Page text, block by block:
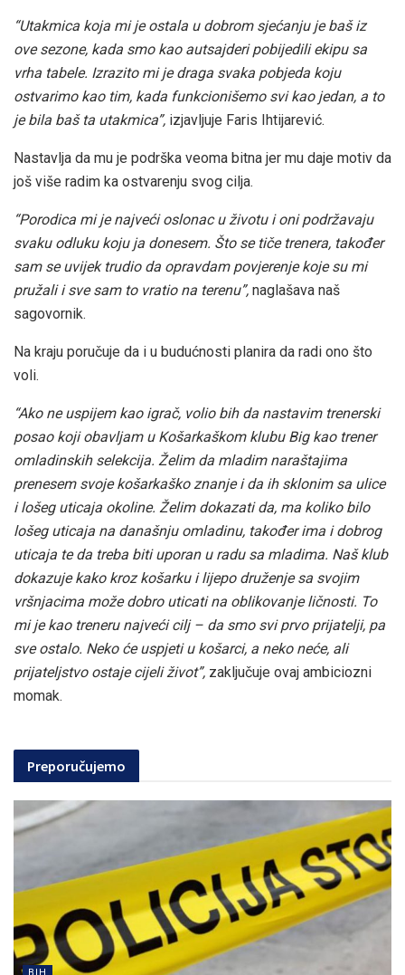
“Utakmica koja mi je ostala u dobrom sjećanju je baš iz
ove sezone, kada smo kao autsajderi pobijedili ekipu sa
vrha tabele. Izrazito mi je draga svaka pobjeda koju
ostvarimo kao tim, kada funkcionišemo svi kao jedan, a to
je bila baš ta utakmica”, izjavljuje Faris Ihtijarević.
Nastavlja da mu je podrška veoma bitna jer mu daje motiv da
još više radim ka ostvarenju svog cilja.
“Porodica mi je najveći oslonac u životu i oni podržavaju
svaku odluku koju ja donesem. Što se tiče trenera, također
sam se uvijek trudio da opravdam povjerenje koje su mi
pružali i sve sam to vratio na terenu”, naglašava naš
sagovornik.
Na kraju poručuje da i u budućnosti planira da radi ono što
voli.
“Ako ne uspijem kao igrač, volio bih da nastavim trenerski
posao koji obavljam u Košarkaškom klubu Big kao trener
omladinskih selekcija. Želim da mladim naraštajima
prenesem svoje košarkaško znanje i da ih sklonim sa ulice
i lošeg uticaja okoline. Želim dokazati da, ma koliko bilo
lošeg uticaja na današnju omladinu, također ima i dobrog
uticaja te da treba biti uporan u radu sa mladima. Naš klub
dokazuje kako kroz košarku i lijepo druženje sa svojim
vršnjacima može dobro uticati na oblikovanje ličnosti. To
mi je kao treneru najveći cilj – da smo svi prvo prijatelji, pa
sve ostalo. Neko će uspjeti u košarci, a neko neće, ali
prijateljstvo ostaje cijeli život”, zaključuje ovaj ambiciozni
momak.
Preporučujemo
BIH